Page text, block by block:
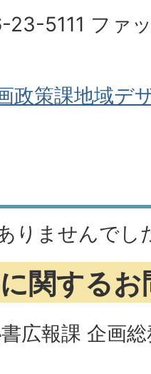
23-5111 ファ
政策課地域デ
りませんでし
関する
広報課 企画